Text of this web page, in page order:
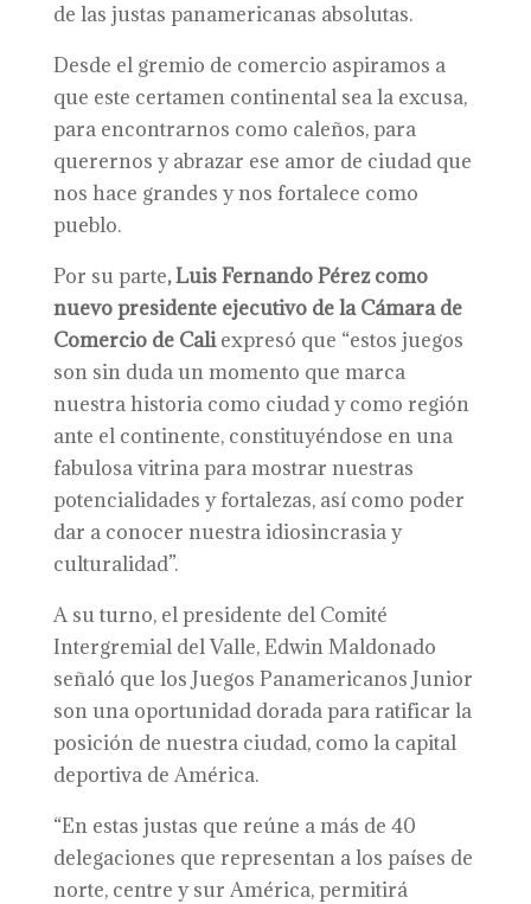
de las justas panamericanas absolutas.
Desde el gremio de comercio aspiramos a
que este certamen continental sea la excusa,
para encontrarnos como caleños, para
querernos y abrazar ese amor de ciudad que
nos hace grandes y nos fortalece como
pueblo.
Por su parte,Luis Fernando Pérez como
nuevo presidente ejecutivo de la Cámara de
Comercio de Caliexpresó que “estos juegos
son sin duda un momento que marca
nuestra historia como ciudad y como región
ante el continente, constituyéndose en una
fabulosa vitrina para mostrar nuestras
potencialidades y fortalezas, así como poder
dar a conocer nuestra idiosincrasia y
culturalidad”.
A su turno, el presidente del Comité
Intergremial del Valle, Edwin Maldonado
señaló que los Juegos Panamericanos Junior
son una oportunidad dorada para ratificar la
posición de nuestra ciudad, como la capital
deportiva de América.
“En estas justas que reúne a más de 40
delegaciones que representan a los países de
norte, centre y sur América, permitirá